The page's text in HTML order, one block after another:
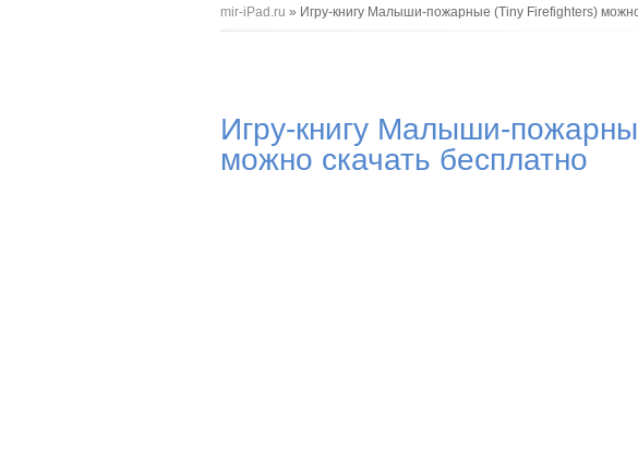
Вы здесь
mir-iPad.ru » Игру-книгу Малыши-пожарные (Tiny Firefighters)
Игру-книгу Малыши-
можно скачать бесплатно